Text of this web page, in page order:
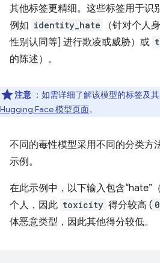
其他标签更精细。这些标签用于识
例如 identity_hate
（针对个人
性别认同等] 进行欺凌或威胁）或
的陈述）。
注意 ：如需详细了解该模型的标签及
Hugging Face 模型页面。
不同的毒性模型采用不同的分类方
示例。
在此示例中，以下输入包含“hate”
个人，因此 toxicity 得分较高 (
体恶意类型，因此其他得分较低。